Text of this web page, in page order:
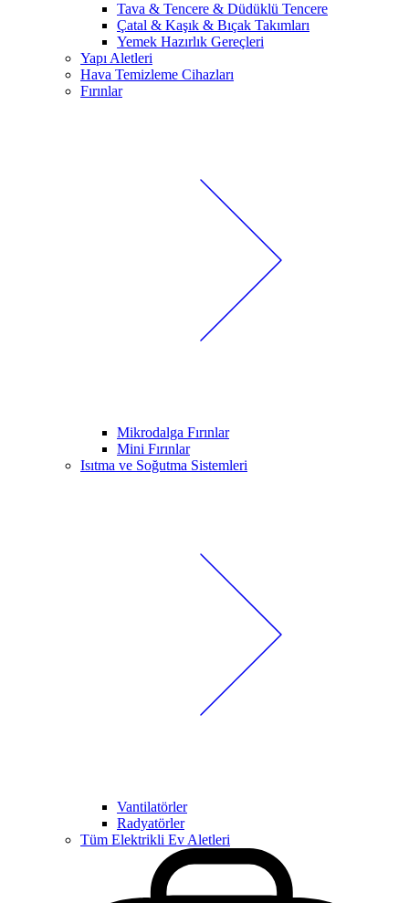
Tava & Tencere & Düdüklü Tencere
Çatal & Kaşık & Bıçak Takımları
Yemek Hazırlık Gereçleri
Yapı Aletleri
Hava Temizleme Cihazları
Fırınlar
Mikrodalga Fırınlar
Mini Fırınlar
Isıtma ve Soğutma Sistemleri
Vantilatörler
Radyatörler
Tüm Elektrikli Ev Aletleri